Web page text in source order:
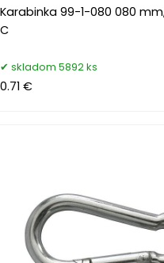
Karabinka 99-1-080 080
C
skladom 5892 ks
0.71 €